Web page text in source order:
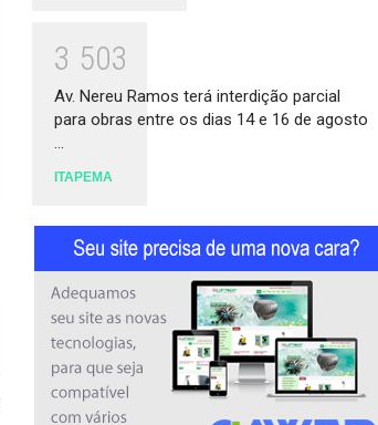
3 503
Av. Nereu Ramos terá interdição parcial
para obras entre os dias 14 e 16 de agosto
ITAPEMA